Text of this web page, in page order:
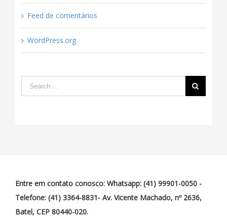
Feed de comentários
WordPress.org
Entre em contato conosco: Whatsapp: (41) 99901-0050 -
Telefone: (41) 3364-8831- Av. Vicente Machado, nº 2636,
Batel, CEP 80440-020.